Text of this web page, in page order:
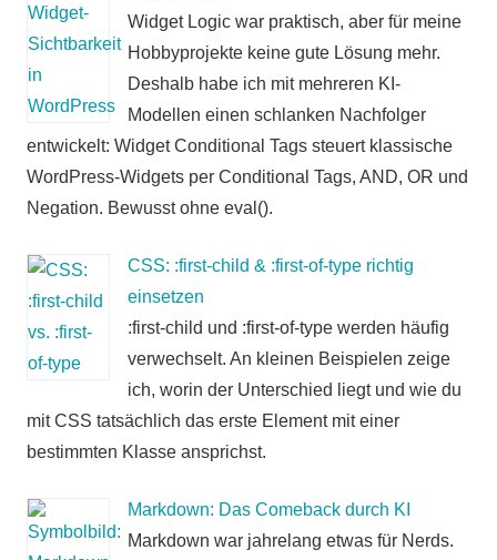
Widget Logic war praktisch, aber für meine
Hobbyprojekte keine gute Lösung mehr.
Deshalb habe ich mit mehreren KI-
Modellen einen schlanken Nachfolger
entwickelt: Widget Conditional Tags steuert klassische
WordPress-Widgets per Conditional Tags, AND, OR und
Negation. Bewusst ohne eval().
CSS: :first-child & :first-of-type richtig
einsetzen
:first-child und :first-of-type werden häufig
verwechselt. An kleinen Beispielen zeige
ich, worin der Unterschied liegt und wie du
mit CSS tatsächlich das erste Element mit einer
bestimmten Klasse ansprichst.
Markdown: Das Comeback durch KI
Markdown war jahrelang etwas für Nerds.